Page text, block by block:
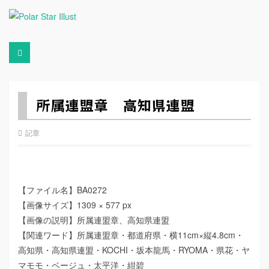
所属連盟章 高知県連盟
記章
【ファイル名】BA0272
【画像サイズ】1309 × 577 px
【画像の説明】所属連盟章、高知県連盟
【関連ワード】所属連盟章・都道府県・横11cm×縦4.8cm・
高知県・高知県連盟・KOCHI・坂本龍馬・RYOMA・県花・ヤ
マモモ・ベージュ・太平洋・紺碧